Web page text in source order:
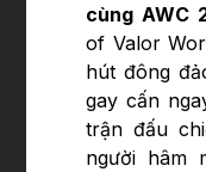
cùng AWC
of Valor
hút đông
gay cấn
trận đấu
người hâm